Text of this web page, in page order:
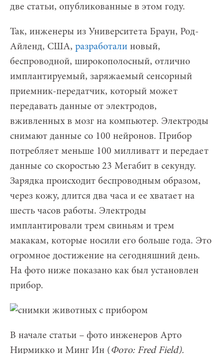
две статьи, опубликованные в этом году.
Так, инженеры из Университета Браун, Род-
Айленд, США, разработали новый,
беспроводной, широкополосный, отлично
имплантируемый, заряжаемый сенсорный
приемник-передатчик, который может
передавать данные от электродов,
вживленных в мозг на компьютер. Электроды
снимают данные со 100 нейронов. Прибор
потребляет меньше 100 милливатт и передает
данные со скоростью 23 Мегабит в секунду.
Зарядка происходит беспроводным образом,
через кожу, длится два часа и ее хватает на
шесть часов работы. Электроды
имплантировали трем свиньям и трем
макакам, которые носили его больше года. Это
огромное достижение на сегодняшний день.
На фото ниже показано как был установлен
прибор.
В начале статьи – фото инженеров Арто
Нирмикко и Минг Ин (Фото: Fred Field).